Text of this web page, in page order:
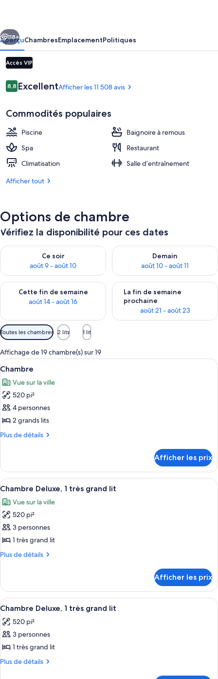
Casino
3 piscines extérieures, cabanas
Suivant
118+
AperçuChambresEmplacementPolitiques
Accès VIP
Avis
8,88,8 sur 10 –
ExcellentAfficher les 11 508 avis
Commodités populaires
Piscine
Baignoire à remous
Spa
Restaurant
Climatisation
Salle d’entraînement
Afficher tout
Options de chambre
Vérifiez la disponibilité pour ces dates
Ce soir
août 9 - août 10
Vérifier la disponibilité pour ce soir août 9 - août 10
Demain
août 10 - août 11
Vérifier la disponibilité pour
Cette fin de semaine
août 14 - août 16
Vérifier la disponibilité pour cette fin de semaine août 14 -
La fin de semaine
prochaine
août 21 - août 23
Vérifier la disponibilité pour
Filtres
disponibles
pour
les
chambres
Toutes les chambres 2 lits 1 lit
Affichage de 19 chambre(s) sur 19
Afficher
toutes
les
photos
pour
ce
type
Chambre
Chambre | 1 chambre, literie de
7
Chambre
Vue sur la ville
520 pi²
4 personnes
2 grands lits
Plus de détails
Plus
Chambre
Afficher les prix
Afficher
toutes
les
photos
pour
ce
type
Chambre
Deluxe,
1
très
grand
lit
Une chambre d’hôtel avec un
7
Chambre Deluxe, 1 très grand lit
Vue sur la ville
520 pi²
3 personnes
1 très grand lit
Plus de détails
Plus
Chambre
Deluxe,
1
grand
lit
Afficher les prix
Afficher
toutes
les
photos
pour
ce
Une chambre d’hôtel avec un
5
Chambre Deluxe, 1 très grand lit
520 pi²
3 personnes
1 très grand lit
Plus de détails
Plus